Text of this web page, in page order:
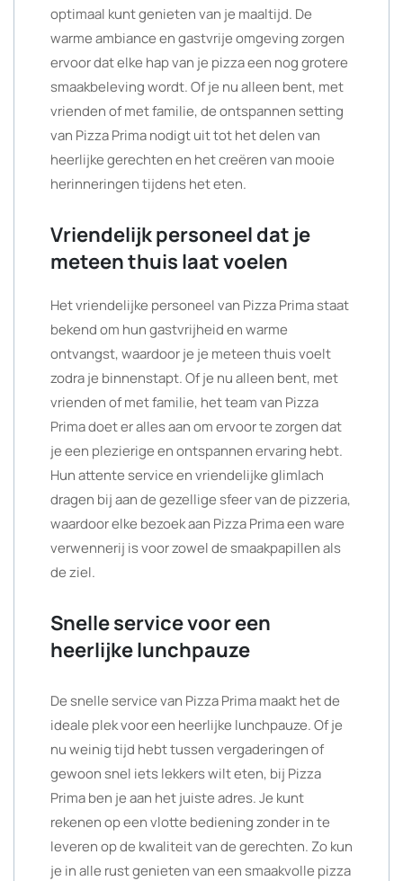
optimaal kunt genieten van je maaltijd. De
warme ambiance en gastvrije omgeving zorgen
ervoor dat elke hap van je pizza een nog grotere
smaakbeleving wordt. Of je nu alleen bent, met
vrienden of met familie, de ontspannen setting
van Pizza Prima nodigt uit tot het delen van
heerlijke gerechten en het creëren van mooie
herinneringen tijdens het eten.
Vriendelijk personeel dat je
meteen thuis laat voelen
Het vriendelijke personeel van Pizza Prima staat
bekend om hun gastvrijheid en warme
ontvangst, waardoor je je meteen thuis voelt
zodra je binnenstapt. Of je nu alleen bent, met
vrienden of met familie, het team van Pizza
Prima doet er alles aan om ervoor te zorgen dat
je een plezierige en ontspannen ervaring hebt.
Hun attente service en vriendelijke glimlach
dragen bij aan de gezellige sfeer van de pizzeria,
waardoor elke bezoek aan Pizza Prima een ware
verwennerij is voor zowel de smaakpapillen als
de ziel.
Snelle service voor een
heerlijke lunchpauze
De snelle service van Pizza Prima maakt het de
ideale plek voor een heerlijke lunchpauze. Of je
nu weinig tijd hebt tussen vergaderingen of
gewoon snel iets lekkers wilt eten, bij Pizza
Prima ben je aan het juiste adres. Je kunt
rekenen op een vlotte bediening zonder in te
leveren op de kwaliteit van de gerechten. Zo kun
je in alle rust genieten van een smaakvolle pizza